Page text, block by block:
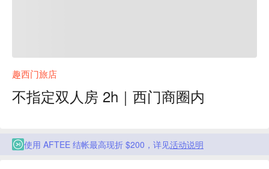
趣西门旅店
不指定双人房 2h｜西门商圈内
使用 AFTEE 结帐最高现折 $200，详见活动说明